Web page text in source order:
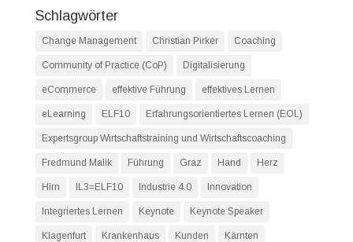
Schlagwörter
Change Management Christian Pirker Coaching
Community of Practice (CoP) Digitalisierung
eCommerce effektive Führung effektives Lernen
eLearning ELF10 Erfahrungsorientiertes Lernen (EOL)
Expertsgroup Wirtschaftstraining und Wirtschaftscoaching
Fredmund Malik Führung Graz Hand Herz
Hirn IL3=ELF10 Industrie 4.0 Innovation
Integriertes Lernen Keynote Keynote Speaker
Klagenfurt Krankenhaus Kunden Kärnten